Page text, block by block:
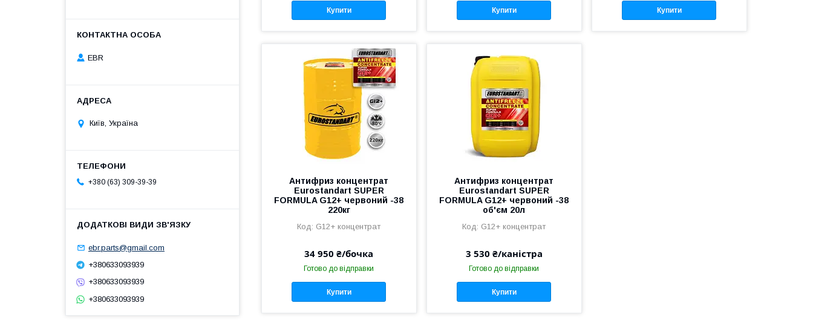
Купити Купити Купити
Антифриз концентрат
Eurostandart SUPER
FORMULA G12+ червоний -38
220кг
G12+ концентрат
34 950 ₴/бочка
Готово до відправки
Купити
Антифриз концентрат
Eurostandart SUPER
FORMULA G12+ червоний -38
об'єм 20л
G12+ концентрат
3 530 ₴/каністра
Готово до відправки
Купити
EBR
Київ, Україна
+380 (63) 309-39-39
ebr.parts@gmail.com
+380633093939
+380633093939
+380633093939